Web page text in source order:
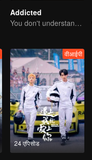
Addicted
You don't understand, It's also love
24 एपिसोड
वीआईपी